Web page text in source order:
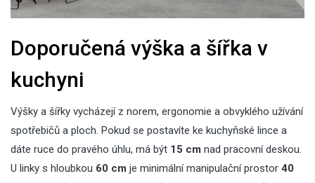
Doporučená výška a šířka v
kuchyni
Výšky a šířky vycházejí z norem, ergonomie a obvyklého užívání
spotřebičů a ploch. Pokud se postavíte ke kuchyňské lince a
dáte ruce do pravého úhlu, má být 15 cm nad pracovní deskou.
U linky s hloubkou 60 cm je minimální manipulační prostor 40